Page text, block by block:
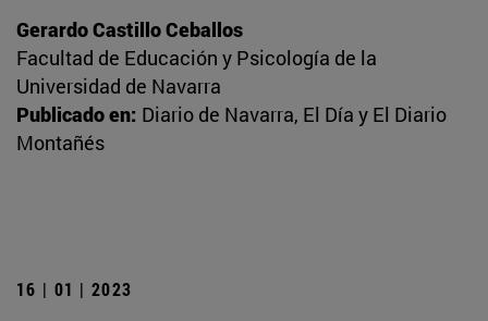
Gerardo Castillo Ceballos
Facultad de Educación y Psicología de la
Universidad de Navarra
Publicado en: Diario de Navarra, El Día y El Diario
Montañés
16 | 01 | 2023